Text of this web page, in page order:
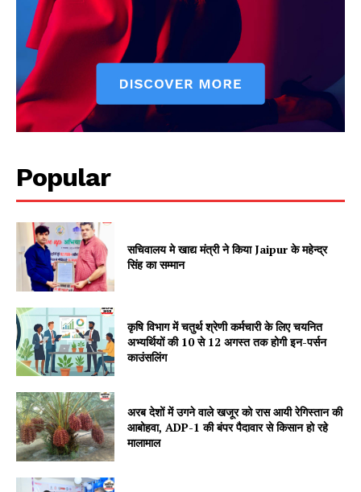
Jagruk Janta
Vishwasniya Hindi Akhbaar
SUBSCRIBE NOW
Company
About
Contact us
Subscription Plans
My account
Popular
सचिवालय मे खाद्य मंत्री ने किया Jaipur के महेन्द्र
सिंह का सम्मान
कृषि विभाग में चतुर्थ श्रेणी कर्मचारी के लिए चयनित
अभ्यर्थियों की 10 से 12 अगस्त तक होगी इन-पर्सन
काउंसलिंग
अरब देशों में उगने वाले खजूर को रास आयी रेगिस्तान की
आबोहवा, ADP-1 की बंपर पैदावार से किसान हो रहे
मालामाल